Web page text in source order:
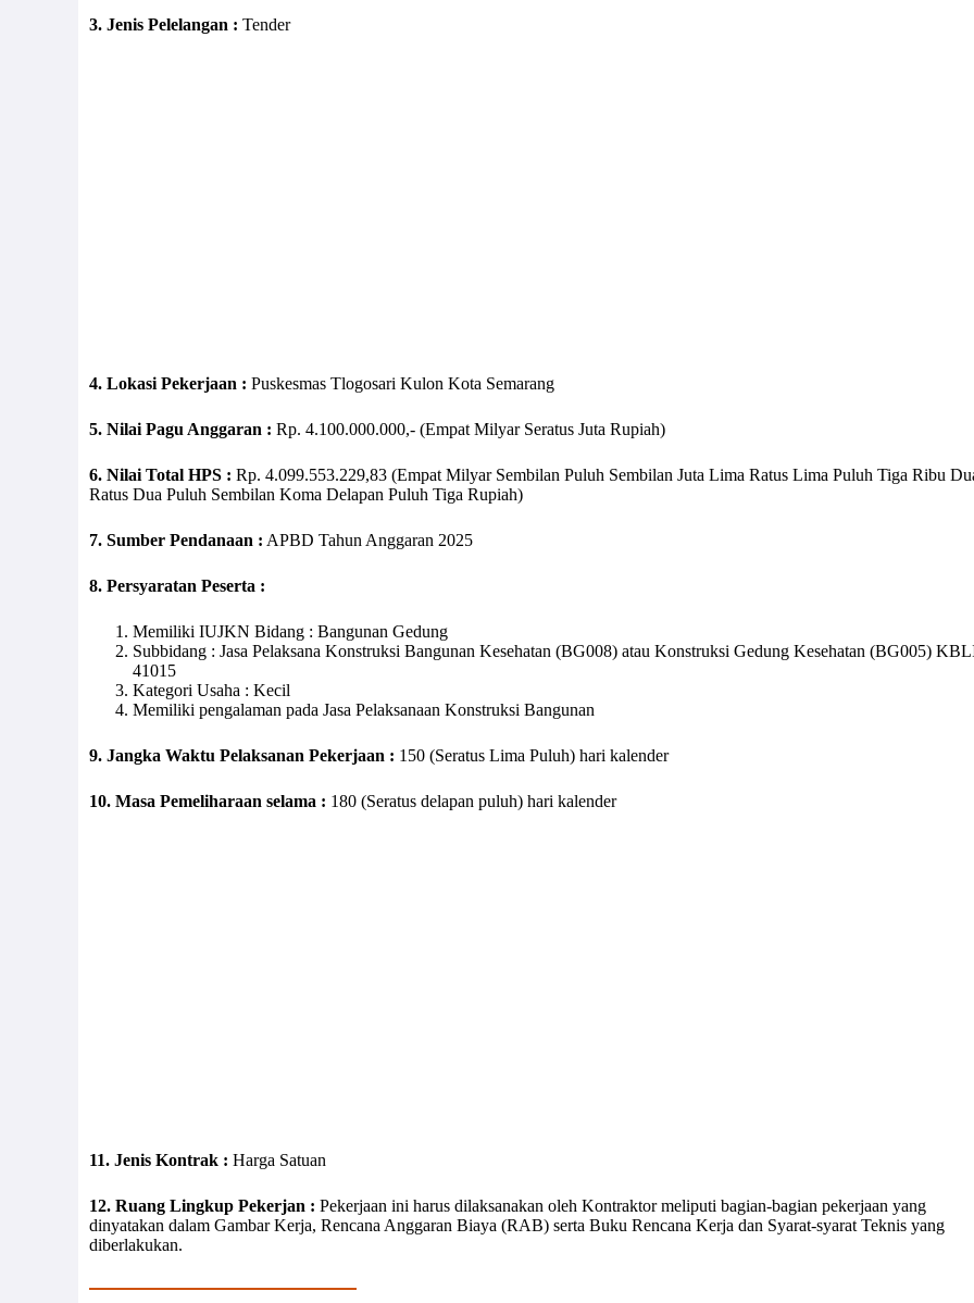
3. Jenis Pelelangan : Tender
4. Lokasi Pekerjaan : Puskesmas Tlogosari Kulon Kota Semarang
5. Nilai Pagu Anggaran : Rp. 4.100.000.000,- (Empat Milyar Seratus Juta Rupiah)
6. Nilai Total HPS : Rp. 4.099.553.229,83 (Empat Milyar Sembilan Puluh Sembilan Juta Lima Ratus Lima Puluh Tiga Ribu
Ratus Dua Puluh Sembilan Koma Delapan Puluh Tiga Rupiah)
7. Sumber Pendanaan : APBD Tahun Anggaran 2025
8. Persyaratan Peserta :
Memiliki IUJKN Bidang : Bangunan Gedung
Subbidang : Jasa Pelaksana Konstruksi Bangunan Kesehatan (BG008) atau Konstruksi Gedung Kesehatan (BG005)
41015
Kategori Usaha : Kecil
Memiliki pengalaman pada Jasa Pelaksanaan Konstruksi Bangunan
9. Jangka Waktu Pelaksanan Pekerjaan : 150 (Seratus Lima Puluh) hari kalender
10. Masa Pemeliharaan selama : 180 (Seratus delapan puluh) hari kalender
11. Jenis Kontrak : Harga Satuan
12. Ruang Lingkup Pekerjan : Pekerjaan ini harus dilaksanakan oleh Kontraktor meliputi bagian-bagian pekerjaan yang
dinyatakan dalam Gambar Kerja, Rencana Anggaran Biaya (RAB) serta Buku Rencana Kerja dan Syarat-syarat Teknis yang
diberlakukan.